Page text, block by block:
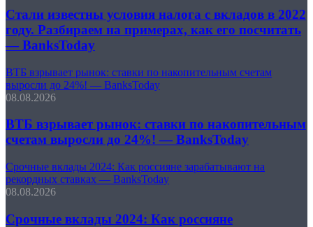
Стали известны условия налога с вкладов в 2022
году. Разбираем на примерах, как его посчитать
— BanksToday
ВТБ взрывает рынок: ставки по накопительным счетам
выросли до 24%! — BanksToday
08.08.2026
ВТБ взрывает рынок: ставки по накопительным
счетам выросли до 24%! — BanksToday
Срочные вклады 2024: Как россияне зарабатывают на
рекордных ставках — BanksToday
08.08.2026
Срочные вклады 2024: Как россияне